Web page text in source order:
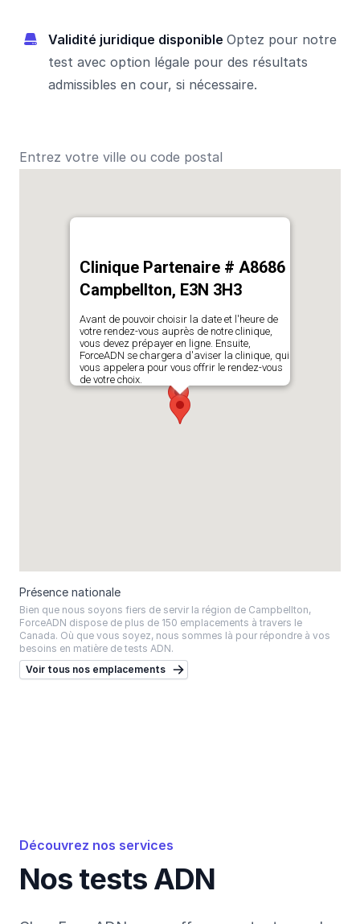
Validité juridique disponible Optez pour notre
test avec option légale pour des résultats
admissibles en cour, si nécessaire.
Clinique Partenaire # A8686
Campbellton, E3N 3H3
Avant de pouvoir choisir la date et l'heure de
votre rendez-vous auprès de notre clinique,
vous devez prépayer en ligne. Ensuite,
ForceADN se chargera d'aviser la clinique, qui
vous appelera pour vous offrir le rendez-vous
de votre choix.
Présence nationale
Bien que nous soyons fiers de servir la région de Campbellton,
ForceADN dispose de plus de 150 emplacements à travers le
Canada. Où que vous soyez, nous sommes là pour répondre à vos
besoins en matière de tests ADN.
Voir tous nos emplacements
Découvrez nos services
Nos tests ADN